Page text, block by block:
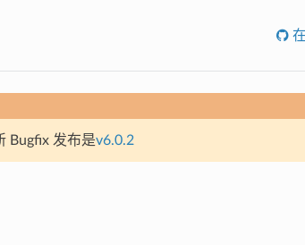
Bugfix 发布是v6.0.2